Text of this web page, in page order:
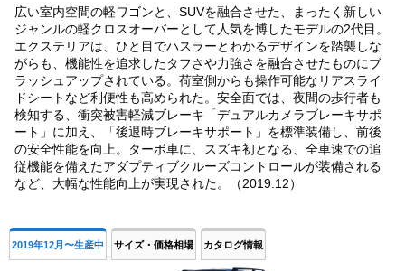
広い室内空間の軽ワゴンと、SUVを融合させた、まったく新しい
ジャンルの軽クロスオーバーとして人気を博したモデルの2代目。
エクステリアは、ひと目でハスラーとわかるデザインを踏襲しな
がらも、機能性を追求したタフさや力強さを融合させたものにブ
ラッシュアップされている。荷室側からも操作可能なリアスライ
ドシートなど利便性も高められた。安全面では、夜間の歩行者も
検知する、衝突被害軽減ブレーキ「デュアルカメラブレーキサポ
ート」に加え、「後退時ブレーキサポート」を標準装備し、前後
の安全性能を向上。ターボ車に、スズキ初となる、全車速での追
従機能を備えたアダプティブクルーズコントロールが装備される
など、大幅な性能向上が実現された。（2019.12）
2019年12月〜生産中 サイズ・価格相場 カタログ情報